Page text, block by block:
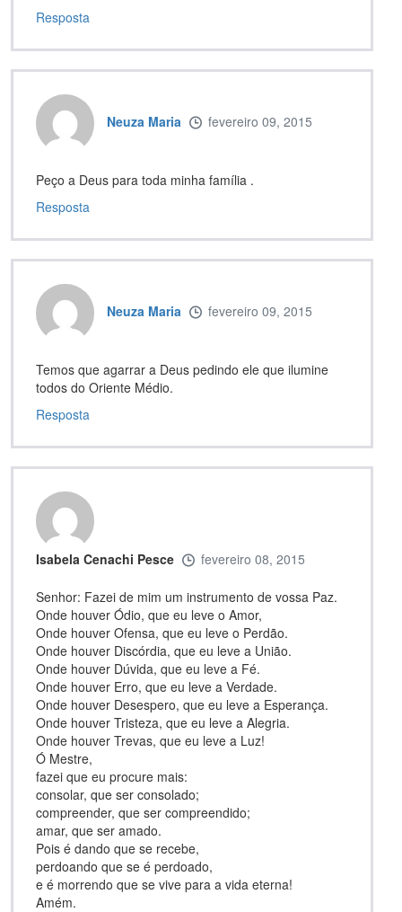
Resposta
Neuza Maria fevereiro 09, 2015
Peço a Deus para toda minha família .
Resposta
Neuza Maria fevereiro 09, 2015
Temos que agarrar a Deus pedindo ele que ilumine
todos do Oriente Médio.
Resposta
Isabela Cenachi Pesce fevereiro 08, 2015
Senhor: Fazei de mim um instrumento de vossa Paz.
Onde houver Ódio, que eu leve o Amor,
Onde houver Ofensa, que eu leve o Perdão.
Onde houver Discórdia, que eu leve a União.
Onde houver Dúvida, que eu leve a Fé.
Onde houver Erro, que eu leve a Verdade.
Onde houver Desespero, que eu leve a Esperança.
Onde houver Tristeza, que eu leve a Alegria.
Onde houver Trevas, que eu leve a Luz!
Ó Mestre,
fazei que eu procure mais:
consolar, que ser consolado;
compreender, que ser compreendido;
amar, que ser amado.
Pois é dando que se recebe,
perdoando que se é perdoado,
e é morrendo que se vive para a vida eterna!
Amém.